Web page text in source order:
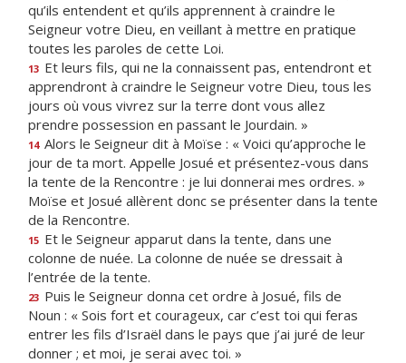
qu’ils entendent et qu’ils apprennent à craindre le
Seigneur votre Dieu, en veillant à mettre en pratique
toutes les paroles de cette Loi.
13 Et leurs fils, qui ne la connaissent pas, entendront et
apprendront à craindre le Seigneur votre Dieu, tous les
jours où vous vivrez sur la terre dont vous allez
prendre possession en passant le Jourdain. »
14 Alors le Seigneur dit à Moïse : « Voici qu’approche le
jour de ta mort. Appelle Josué et présentez-vous dans
la tente de la Rencontre : je lui donnerai mes ordres. »
Moïse et Josué allèrent donc se présenter dans la tente
de la Rencontre.
15 Et le Seigneur apparut dans la tente, dans une
colonne de nuée. La colonne de nuée se dressait à
l’entrée de la tente.
23 Puis le Seigneur donna cet ordre à Josué, fils de
Noun : « Sois fort et courageux, car c’est toi qui feras
entrer les fils d’Israël dans le pays que j’ai juré de leur
donner ; et moi, je serai avec toi. »